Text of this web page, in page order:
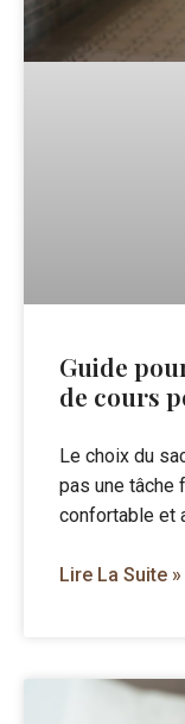
Guide
de cours
Le choix du
pas une tâche
confortable et
Lire La Suite »